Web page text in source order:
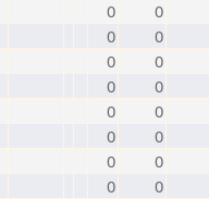
0
0
0
0
0
0
0
0
0
0
0
0
0
0
0
0